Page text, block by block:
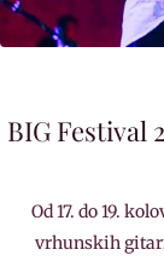
BIG Festival
Od 17. do 19.
vrhunskih